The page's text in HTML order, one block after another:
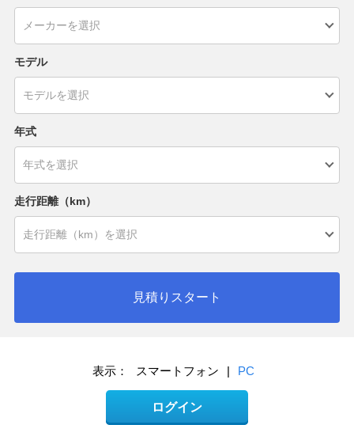
モデル
年式
走行距離（km）
見積りスタート
表示： スマートフォン | PC
ログイン